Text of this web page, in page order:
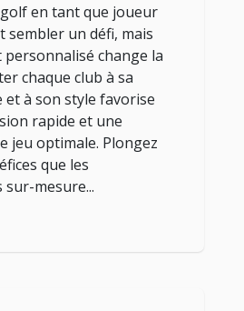
en tant que joueur
sembler un défi, mais
personnalisé change la
chaque club à sa
à son style favorise
rapide et une
jeu optimale. Plongez
que les
mesure...